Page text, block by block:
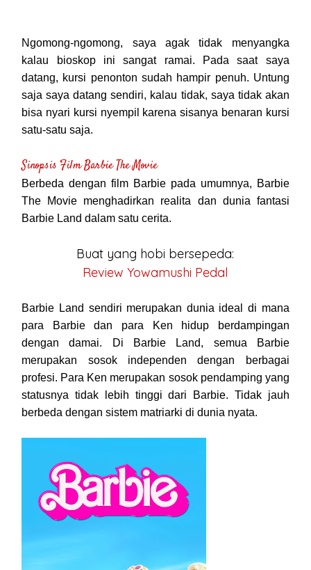
Ngomong-ngomong, saya agak tidak menyangka
kalau bioskop ini sangat ramai. Pada saat saya
datang, kursi penonton sudah hampir penuh. Untung
saja saya datang sendiri, kalau tidak, saya tidak akan
bisa nyari kursi nyempil karena sisanya benaran kursi
satu-satu saja.
Sinopsis Film Barbie The Movie
Berbeda dengan film Barbie pada umumnya, Barbie
The Movie menghadirkan realita dan dunia fantasi
Barbie Land dalam satu cerita.
Buat yang hobi bersepeda:
Review Yowamushi Pedal
Barbie Land sendiri merupakan dunia ideal di mana
para Barbie dan para Ken hidup berdampingan
dengan damai. Di Barbie Land, semua Barbie
merupakan sosok independen dengan berbagai
profesi. Para Ken merupakan sosok pendamping yang
statusnya tidak lebih tinggi dari Barbie. Tidak jauh
berbeda dengan sistem matriarki di dunia nyata.